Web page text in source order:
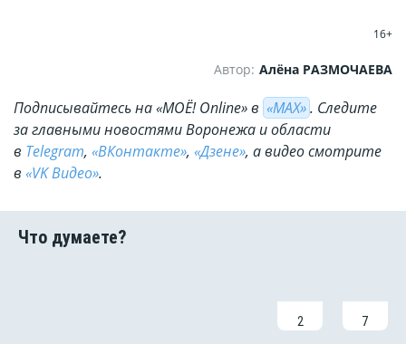
16+
Автор: Алёна РАЗМОЧАЕВА
Подписывайтесь на «МОЁ! Online» в «МАХ». Cледите
за главными новостями Воронежа и области
в Telegram, «ВКонтакте», «Дзене», а видео смотрите
в «VK Видео».
2 7